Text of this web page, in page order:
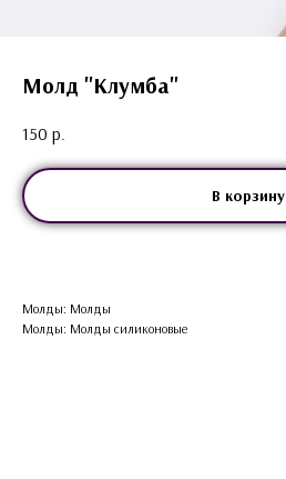
Молд "Клумба"
150 р.
В корзину
Молды: Молды
Молды: Молды силиконовые